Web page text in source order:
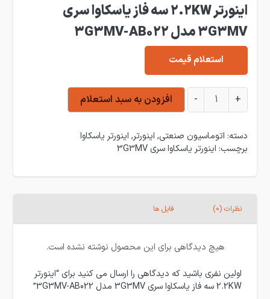
اینورتر 2.2KW سه فاز یاسکاوا سری
3G3MV مدل 3G3MV-AB022
استعلام قیمت
اینورتر 2.2KW سه فاز یاسکاوا سری 3G3MV مدل 3G3MV-AB022 عدد
+
- افزودن به سبد استعلام
دسته: اتوماسیون صنعتی, اینورتر, اینورتر یاسکاوا
برچسب: اینورتر یاسکاوا سری 3G3MV
نظرات (0) فایل ها
هیچ دیدگاهی برای این محصول نوشته نشده است.
اولین نفری باشید که دیدگاهی را ارسال می کنید برای “اینورتر
2.2KW سه فاز یاسکاوا سری 3G3MV مدل 3G3MV-AB022”